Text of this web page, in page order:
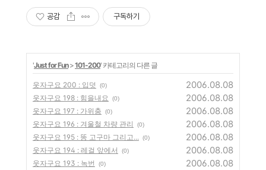
공감 구독하기
'Just for Fun>101-200' 카테고리의 다른 글
웃자구요 200 : 입덧 (0) 2006.08.08
웃자구요 198 : 힘을내요 (0) 2006.08.08
웃자구요 197 : 가위춤 (0) 2006.08.08
웃자구요 196 : 겨울철 차량 관리 (0) 2006.08.08
웃자구요 195 : 똥 고구마 그리고... (0) 2006.08.08
웃자구요 194 : 레걸 앞에서 (0) 2006.08.08
웃자구요 193 : 녹번 (0) 2006.08.08